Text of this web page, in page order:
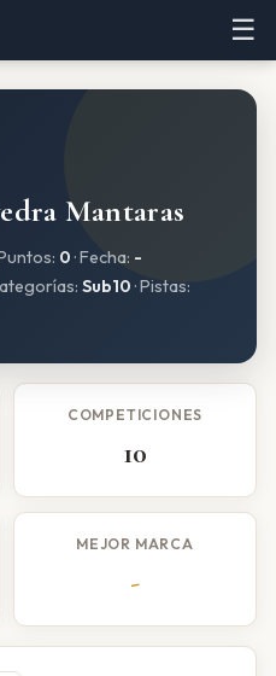
☰
Mantaras
Puntos: 0 · Fecha: -
Sub10 · Pistas:
COMPETICIONES
10
MEJOR MARCA
-